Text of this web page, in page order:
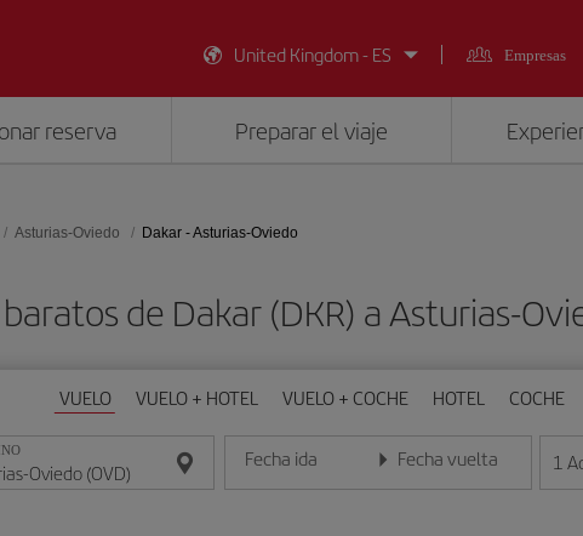
United Kingdom - ES
Empresas
reserva Preparar el viaje
Asturias-Oviedo Dakar - Asturias-Oviedo
de Dakar (DKR) a Asturias-
VUELO VUELO + HOTEL VUELO + COCHE HOTEL COCHE
Fecha ida
Introduce la fecha en formato día/mes/año
Fecha vuelta
Introduce la fecha en 1